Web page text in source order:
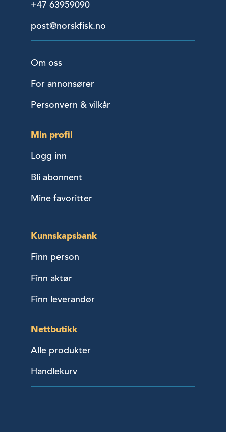
+47 63959090
post@norskfisk.no
Om oss
For annonsører
Personvern & vilkår
Min profil
Logg inn
Bli abonnent
Mine favoritter
Kunnskapsbank
Finn person
Finn aktør
Finn leverandør
Nettbutikk
Alle produkter
Handlekurv